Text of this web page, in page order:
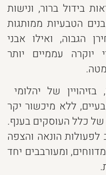
בידול ברור, ונישות
הטבעיות ממותגות
הגבוה, ואילו אבני
יוקרה עממיים יותר
של יהלומי
ללא מיכשור יקר
של כלל העוסקים בענף.
הונאה והצפה
ומעורבבים יחד